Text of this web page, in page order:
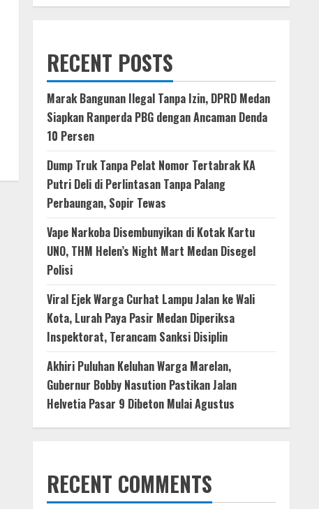
RECENT POSTS
Marak Bangunan Ilegal Tanpa Izin, DPRD Medan
Siapkan Ranperda PBG dengan Ancaman Denda
10 Persen
Dump Truk Tanpa Pelat Nomor Tertabrak KA
Putri Deli di Perlintasan Tanpa Palang
Perbaungan, Sopir Tewas
Vape Narkoba Disembunyikan di Kotak Kartu
UNO, THM Helen’s Night Mart Medan Disegel
Polisi
Viral Ejek Warga Curhat Lampu Jalan ke Wali
Kota, Lurah Paya Pasir Medan Diperiksa
Inspektorat, Terancam Sanksi Disiplin
Akhiri Puluhan Keluhan Warga Marelan,
Gubernur Bobby Nasution Pastikan Jalan
Helvetia Pasar 9 Dibeton Mulai Agustus
RECENT COMMENTS